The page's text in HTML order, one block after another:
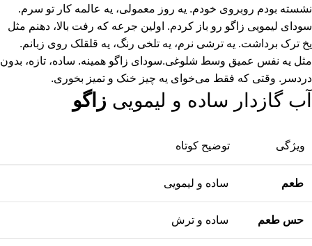
نشسته بودم روبروی خودم. یه روز معمولی، یه عالمه کار تو سرم.
سودای لیمویی زاگو رو باز کردم. اولین جرعه که رفت بالا، دهنم مثل
یخ ترک برداشت. یه ترشی نرم، یه تلخی رنگ، یه قلقلک روی زبانم.
مثل یه نفس عمیق وسط شلوغی.سودای زاگو همینه. ساده، تازه، بدون
دردسر. وقتی که فقط می‌خوای یه چیز خنک و تمیز بخوری.
آب گازدار ساده و لیمویی زاگو
ویژگی توضیح کوتاه
طعم ساده و لیمویی
حس طعم ساده و ترش